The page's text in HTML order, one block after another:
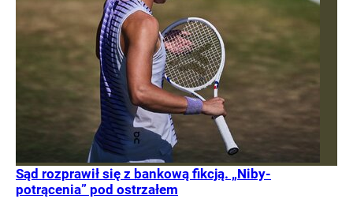
Sąd rozprawił się z bankową fikcją. „Niby-
potrącenia” pod ostrzałem